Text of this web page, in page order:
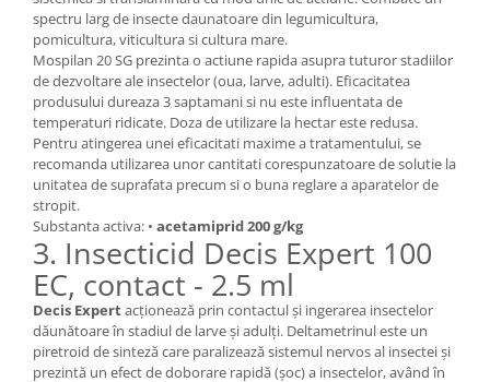
spectru larg de insecte daunatoare din legumicultura,
pomicultura, viticultura si cultura mare.
Mospilan 20 SG prezinta o actiune rapida asupra tuturor stadiilor
de dezvoltare ale insectelor (oua, larve, adulti). Eficacitatea
produsului dureaza 3 saptamani si nu este influentata de
temperaturi ridicate. Doza de utilizare la hectar este redusa.
Pentru atingerea unei eficacitati maxime a tratamentului, se
recomanda utilizarea unor cantitati corespunzatoare de solutie la
unitatea de suprafata precum si o buna reglare a aparatelor de
stropit.
Substanta activa: • acetamiprid 200 g/kg
3. Insecticid Decis Expert 100
EC, contact - 2.5 ml
Decis Expertacționează prin contactul și ingerarea insectelor
dăunătoare în stadiul de larve și adulți. Deltametrinul este un
piretroid de sinteză care paralizează sistemul nervos al insectei și
prezintă un efect de doborare rapidă (șoc) a insectelor, având în